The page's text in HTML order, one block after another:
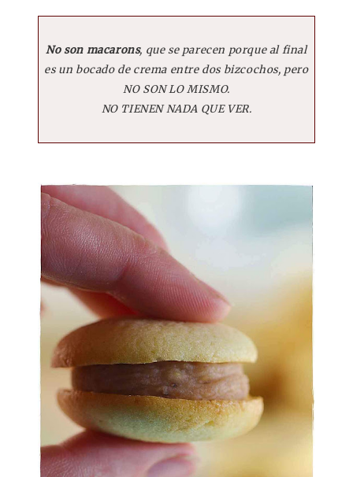
No son macarons, que se parecen porque al final
es un bocado de crema entre dos bizcochos, pero
NO SON LO MISMO.
NO TIENEN NADA QUE VER.